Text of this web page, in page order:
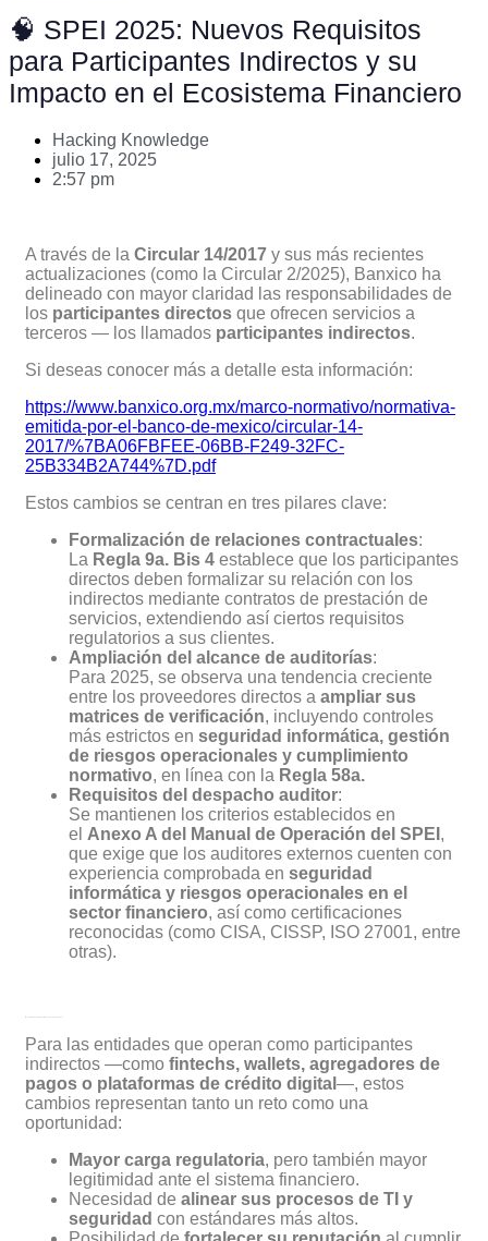
🧠 SPEI 2025: Nuevos Requisitos
para Participantes Indirectos y su
Impacto en el Ecosistema Financiero
Hacking Knowledge
julio 17, 2025
2:57 pm
A través de la Circular 14/2017 y sus más recientes
actualizaciones (como la Circular 2/2025), Banxico ha
delineado con mayor claridad las responsabilidades de
los participantes directos que ofrecen servicios a
terceros — los llamados participantes indirectos.
Si deseas conocer más a detalle esta información:
https://www.banxico.org.mx/marco-normativo/normativa-
emitida-por-el-banco-de-mexico/circular-14-
2017/%7BA06FBFEE-06BB-F249-32FC-
25B334B2A744%7D.pdf
Estos cambios se centran en tres pilares clave:
Formalización de relaciones contractuales:
La Regla 9a. Bis 4 establece que los participantes
directos deben formalizar su relación con los
indirectos mediante contratos de prestación de
servicios, extendiendo así ciertos requisitos
regulatorios a sus clientes.
Ampliación del alcance de auditorías:
Para 2025, se observa una tendencia creciente
entre los proveedores directos a ampliar sus
matrices de verificación, incluyendo controles
más estrictos en seguridad informática, gestión
de riesgos operacionales y cumplimiento
normativo, en línea con la Regla 58a.
Requisitos del despacho auditor:
Se mantienen los criterios establecidos en
el Anexo A del Manual de Operación del SPEI ,
que exige que los auditores externos cuenten con
experiencia comprobada en seguridad
informática y riesgos operacionales en el
sector financiero, así como certificaciones
reconocidas (como CISA, CISSP, ISO 27001, entre
otras).
Para las entidades que operan como participantes
indirectos —como fintechs, wallets, agregadores de
pagos o plataformas de crédito digital —, estos
cambios representan tanto un reto como una
oportunidad:
Mayor carga regulatoria, pero también mayor
legitimidad ante el sistema financiero.
Necesidad de alinear sus procesos de TI y
seguridad con estándares más altos.